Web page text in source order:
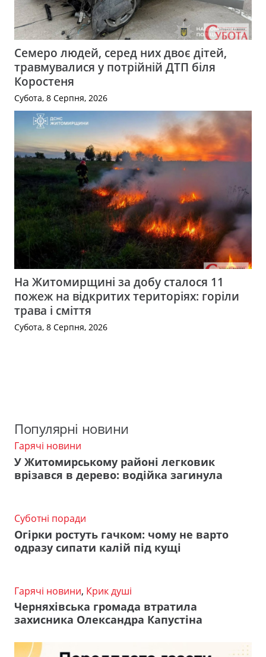
Семеро людей, серед них двоє дітей,
травмувалися у потрійній ДТП біля
Коростеня
Субота, 8 Серпня, 2026
На Житомирщині за добу сталося 11
пожеж на відкритих територіях: горіли
трава і сміття
Субота, 8 Серпня, 2026
Популярні новини
Гарячі новини
У Житомирському районі легковик
врізався в дерево: водійка загинула
Суботні поради
Огірки ростуть гачком: чому не варто
одразу сипати калій під кущі
Гарячі новини, Крик душі
Черняхівська громада втратила
захисника Олександра Капустіна